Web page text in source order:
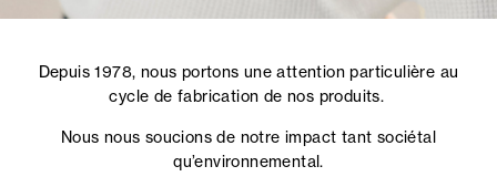
Depuis 1978, nous portons une attention particulière au
cycle de fabrication de nos produits.
Nous nous soucions de notre impact tant sociétal
qu’environnemental.